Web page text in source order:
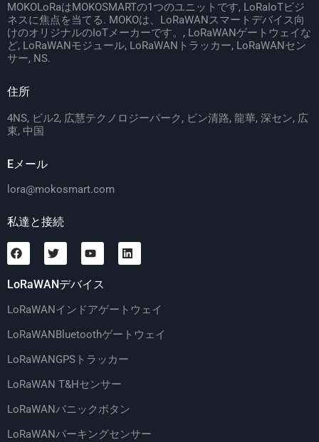
MOKOLoRaはMOKOSMARTの1つのユニットです, LoRaIoTビジ
ネスに焦点を当てる. MOKOは、LoRaWANスマートデバイス向
けのオリジナルのIoTメーカーです。, LoRaWANゲートウェイな
ど, LoRaWANモジュール, LoRaWANトラッカー, LoRaWANセン
サー, NS.
住所
4NS, ビル2, 広慧テクノロジーパーク, ビン清路, 龍華, 深セン, 広
東, 中国
Eメール
lora@mokosmart.com
私達と接続
LoRaWANデバイス
LoRaWANインドアゲートウェイ
LoRaWANBluetoothゲートウェイ
LoRaWANGPSトラッカー
LoRaWAN T&Hセンサー
LoRaWANパニックボタン
LoRaWANパーキングセンサー